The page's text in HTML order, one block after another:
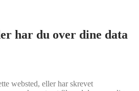
har du over dine data
websted, eller har skrevet